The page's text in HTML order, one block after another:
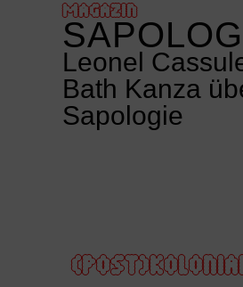
MAGAZIN
Leonel
Bath Kanza
Sapologie